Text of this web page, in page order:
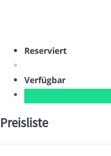
Reserviert
Verfügbar
Preisliste